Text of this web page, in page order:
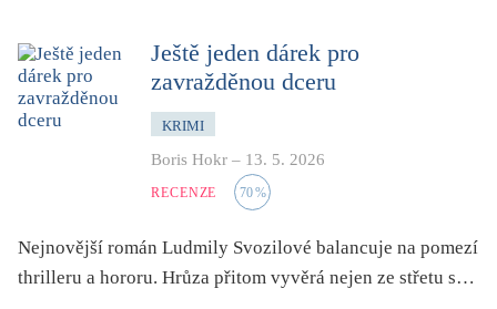
Ještě jeden dárek pro
zavražděnou dceru
KRIMI
Boris Hokr – 13. 5. 2026
RECENZE 70%
Nejnovější román Ludmily Svozilové balancuje na pomezí
thrilleru a hororu. Hrůza přitom vyvěrá nejen ze střetu s…